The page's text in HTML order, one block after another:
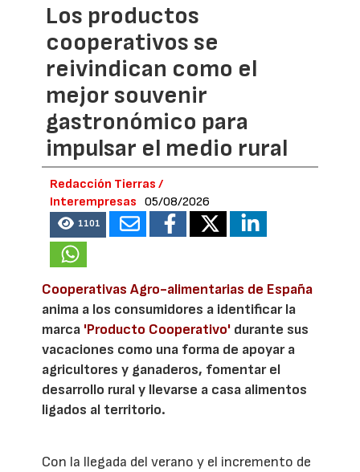
Los productos
cooperativos se
reivindican como el
mejor souvenir
gastronómico para
impulsar el medio rural
Redacción Tierras /
Interempresas
05/08/2026
1101
Cooperativas Agro-alimentarias de España
anima a los consumidores a identificar la
marca 'Producto Cooperativo' durante sus
vacaciones como una forma de apoyar a
agricultores y ganaderos, fomentar el
desarrollo rural y llevarse a casa alimentos
ligados al territorio.
Con la llegada del verano y el incremento de